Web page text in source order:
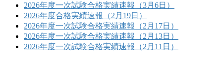
2026年度一次試験合格実績速報（3月6日）
2026年度合格実績速報（2月19日）
2026年度一次試験合格実績速報（2月17日）
2026年度一次試験合格実績速報（2月13日）
2026年度一次試験合格実績速報（2月11日）